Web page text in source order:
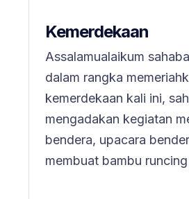
Kemerdekaan
Assalamualaikum
dalam rangka
kemerdekaan kali ini,
mengadakan kegiatan
bendera, upacara
membuat bambu